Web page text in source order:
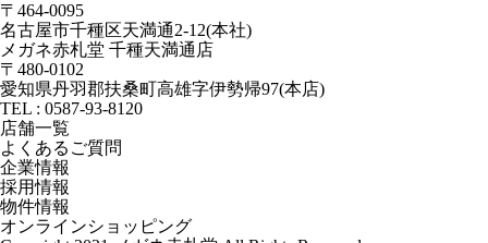
〒464-0095
名古屋市千種区天満通2-12(本社)
メガネ赤札堂 千種天満通店
〒480-0102
愛知県丹羽郡扶桑町高雄字伊勢帰97(本店)
TEL : 0587-93-8120
店舗一覧
よくあるご質問
企業情報
採用情報
物件情報
オンラインショッピング